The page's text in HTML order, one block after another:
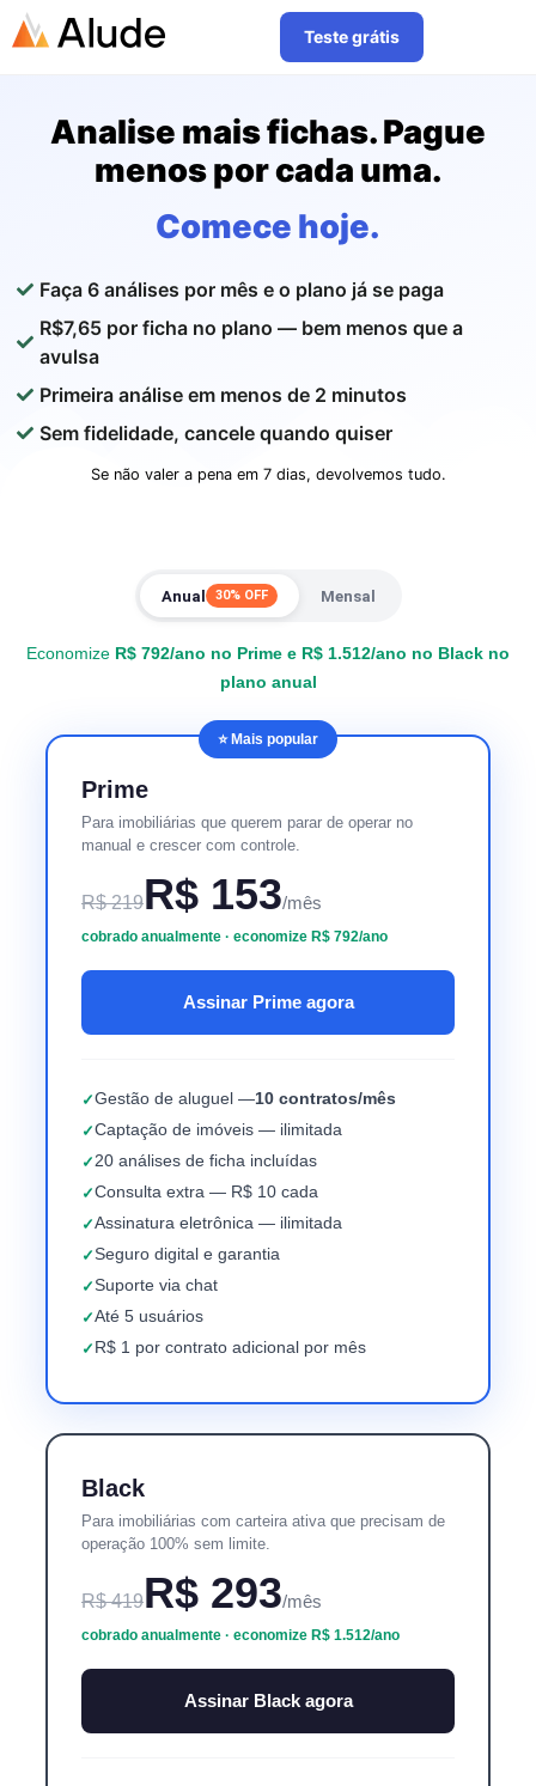
Teste grátis
Analise mais fichas. Pague
menos por cada uma.
Comece hoje.
Faça 6 análises por mês e o plano já se paga
R$7,65 por ficha no plano — bem menos que a
avulsa
Primeira análise em menos de 2 minutos
Sem fidelidade, cancele quando quiser
Se não valer a pena em 7 dias, devolvemos tudo.
Anual 30% OFF Mensal
Economize R$ 792/ano no Prime e R$ 1.512/ano no Black no
plano anual
⭐ Mais popular
Prime
Para imobiliárias que querem parar de operar no
manual e crescer com controle.
R$ 219R$ 153/mês
cobrado anualmente · economize R$ 792/ano
Assinar Prime agora
Gestão de aluguel —10 contratos/mês
Captação de imóveis — ilimitada
20 análises de ficha incluídas
Consulta extra — R$ 10 cada
Assinatura eletrônica — ilimitada
Seguro digital e garantia
Suporte via chat
Até 5 usuários
R$ 1 por contrato adicional por mês
Black
Para imobiliárias com carteira ativa que precisam de
operação 100% sem limite.
R$ 419R$ 293/mês
cobrado anualmente · economize R$ 1.512/ano
Assinar Black agora